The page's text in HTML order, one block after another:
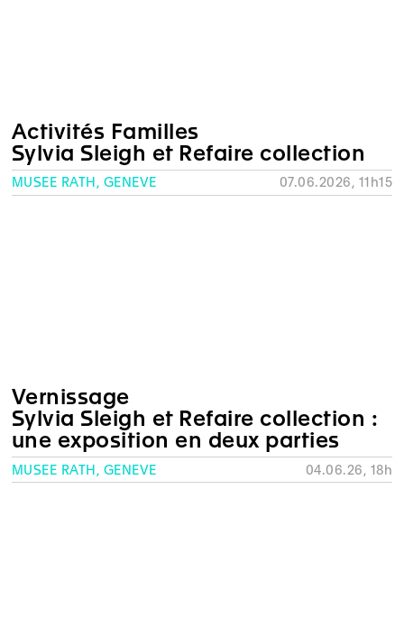
Activités Familles
Sylvia Sleigh et Refaire collection
MUSÉE RATH, GENÈVE 07.06.2026, 11h15
Vernissage
Sylvia Sleigh et Refaire collection :
une exposition en deux parties
MUSÉE RATH, GENÈVE 04.06.26, 18h